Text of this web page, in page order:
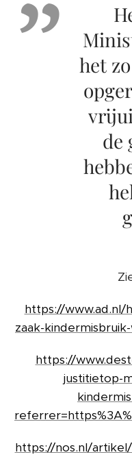
het
de
https://
zaak-
https://
justitietop-
https://nos.nl/